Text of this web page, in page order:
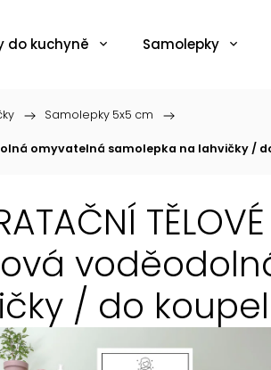
do kuchyně Samolepky
/ Samolepky 5x5 cm /
omyvatelná samolepka na lahvičky /
/ do